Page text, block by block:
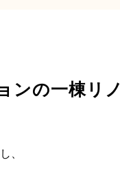
ンの一棟リノ
、